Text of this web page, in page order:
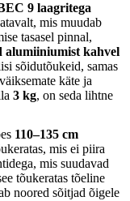
9 laagritega
mis muudab
tasasel pinnal,
alumiiniumist kahvel
sõidutõukeid, samas
käte ja
3 kg, on seda lihtne
110–135 cm
mis ei piira
mis suudavad
tõukeratas tõeline
noored sõitjad õigele